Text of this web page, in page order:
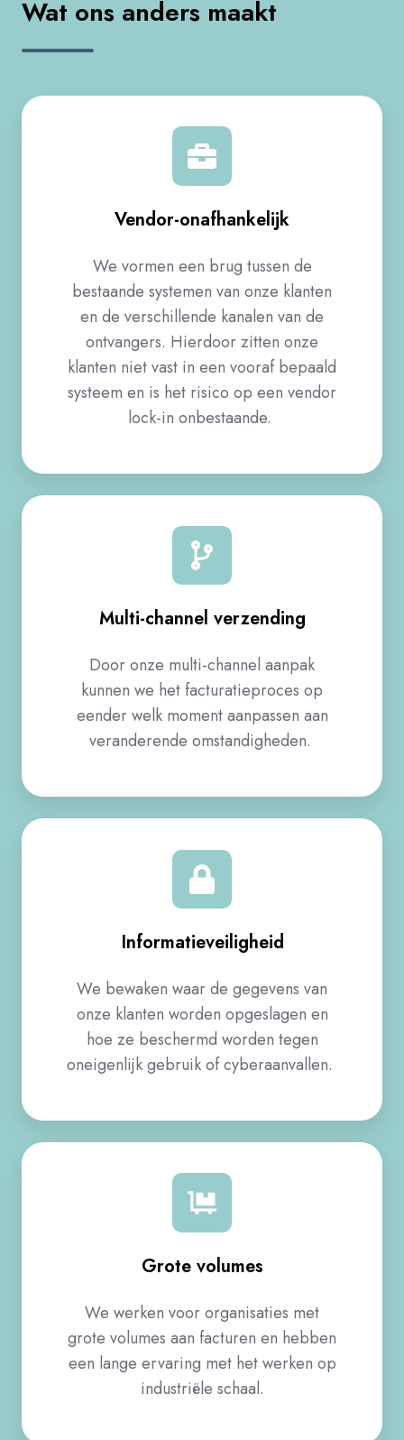
Wat ons anders maakt​
Vendor-onafhankelijk​
We vormen een brug tussen de
bestaande systemen van onze klanten
en de verschillende kanalen van de
ontvangers. Hierdoor zitten onze
klanten niet vast in een vooraf bepaald
systeem en is het risico op een vendor
lock-in onbestaande. ​
Multi-channel verzending​
Door onze multi-channel aanpak
kunnen we het facturatieproces op
eender welk moment aanpassen aan
veranderende omstandigheden. ​
Informatieveiligheid​
We bewaken waar de gegevens van
onze klanten worden opgeslagen en
hoe ze beschermd worden tegen
oneigenlijk gebruik of cyberaanvallen. ​
Grote volumes
We werken voor organisaties met
grote volumes aan facturen en hebben
een lange ervaring met het werken op
industriële schaal.​